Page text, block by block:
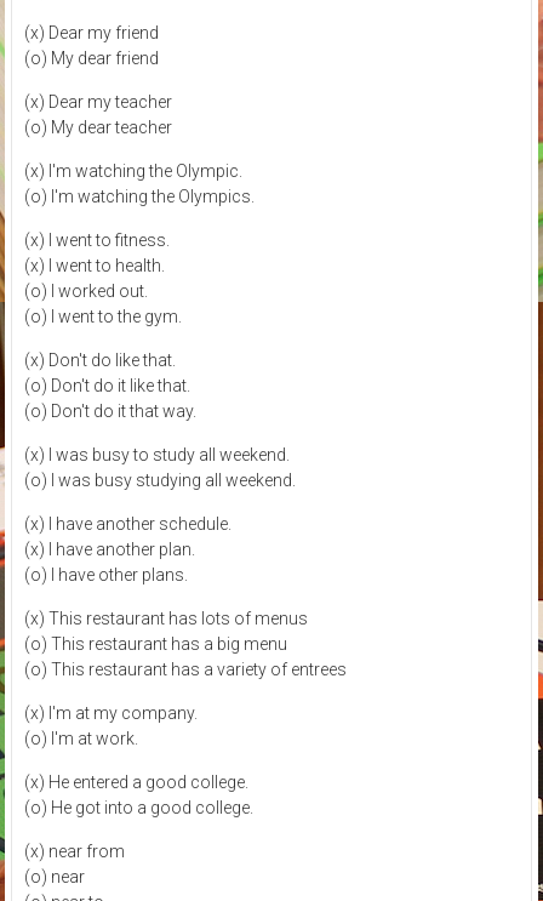
(x) Dear my friend
(o) My dear friend
(x) Dear my teacher
(o) My dear teacher
(x) I'm watching the Olympic.
(o) I'm watching the Olympics.
(x) I went to fitness.
(x) I went to health.
(o) I worked out.
(o) I went to the gym.
(x) Don't do like that.
(o) Don't do it like that.
(o) Don't do it that way.
(x) I was busy to study all weekend.
(o) I was busy studying all weekend.
(x) I have another schedule.
(x) I have another plan.
(o) I have other plans.
(x) This restaurant has lots of menus
(o) This restaurant has a big menu
(o) This restaurant has a variety of entrees
(x) I'm at my company.
(o) I'm at work.
(x) He entered a good college.
(o) He got into a good college.
(x) near from
(o) near